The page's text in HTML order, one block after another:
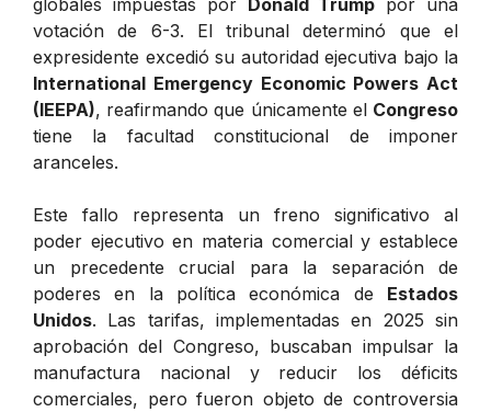
votación de 6-3. El tribunal determinó que el
expresidente excedió su autoridad ejecutiva bajo la
International Emergency Economic Powers Act
(IEEPA), reafirmando que únicamente el Congreso
tiene la facultad constitucional de imponer
aranceles.
Este fallo representa un freno significativo al
poder ejecutivo en materia comercial y establece
un precedente crucial para la separación de
poderes en la política económica de Estados
Unidos. Las tarifas, implementadas en 2025 sin
aprobación del Congreso, buscaban impulsar la
manufactura nacional y reducir los déficits
comerciales, pero fueron objeto de controversia